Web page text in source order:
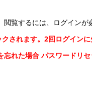
覧するには、ログインが
されます。2回ログイン
忘れた場合 パスワードリセ